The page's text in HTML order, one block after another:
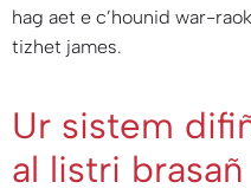
hag aet e c’hounid war-
tizhet james.
Ur sistem
al listri brasañ